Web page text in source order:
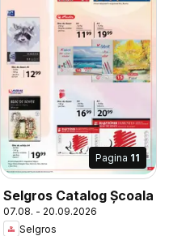
Pagina 11
Selgros Catalog Şcoala
07.08. - 20.09.2026
Selgros